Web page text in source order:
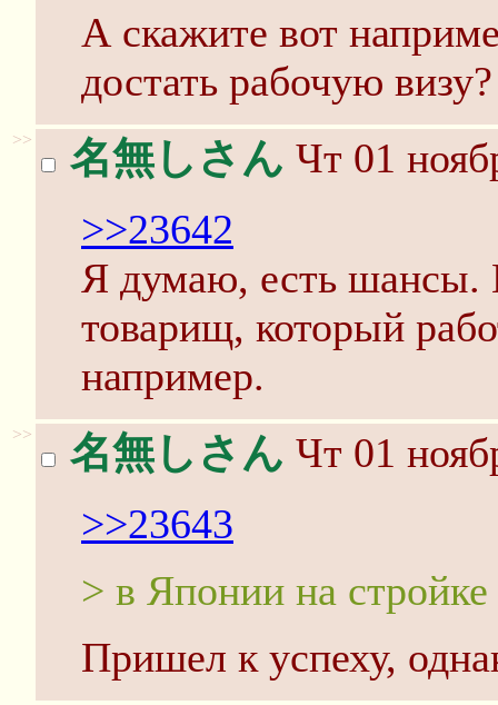
А скажите вот
достать рабочую визу?
>> 名無しさん Чт 01
>>23642
Я думаю, есть шансы.
товарищ, который
например.
>> 名無しさん Чт 01
>>23643
> в Японии на стройке
Пришел к успеху,